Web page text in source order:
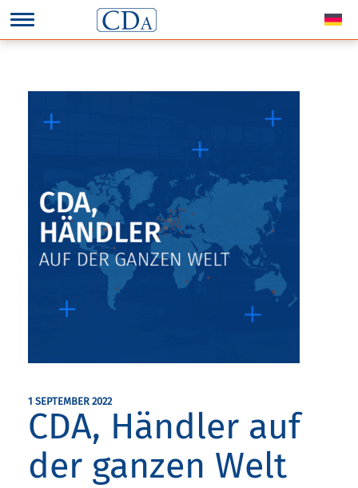
1 SEPTEMBER 2022
CDA, Händler auf
der ganzen Welt